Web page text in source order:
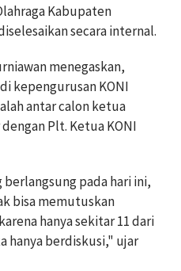
Kabupaten
secara internal.
menegaskan,
kepengurusan KONI
antar calon ketua
Plt. Ketua KONI
pada hari ini,
bisa memutuskan
hanya sekitar 11 dari
hanya berdiskusi," ujar